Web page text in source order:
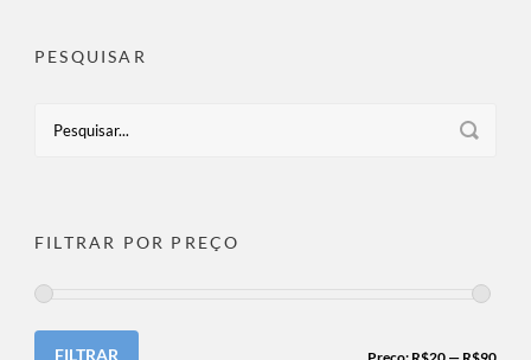
PESQUISAR
FILTRAR POR PREÇO
FILTRAR